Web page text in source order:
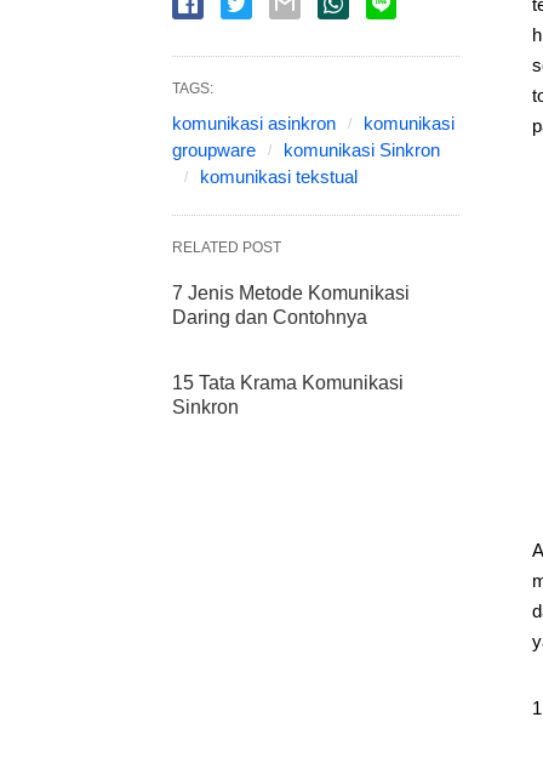
TAGS:
komunikasi asinkron
komunikasi
groupware
komunikasi Sinkron
komunikasi tekstual
RELATED POST
7 Jenis Metode Komunikasi
Daring dan Contohnya
15 Tata Krama Komunikasi
Sinkron